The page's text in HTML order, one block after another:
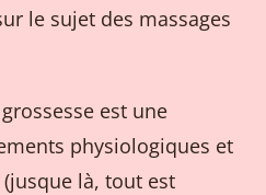
le sujet des massages
est une
physiologiques et
là, tout est